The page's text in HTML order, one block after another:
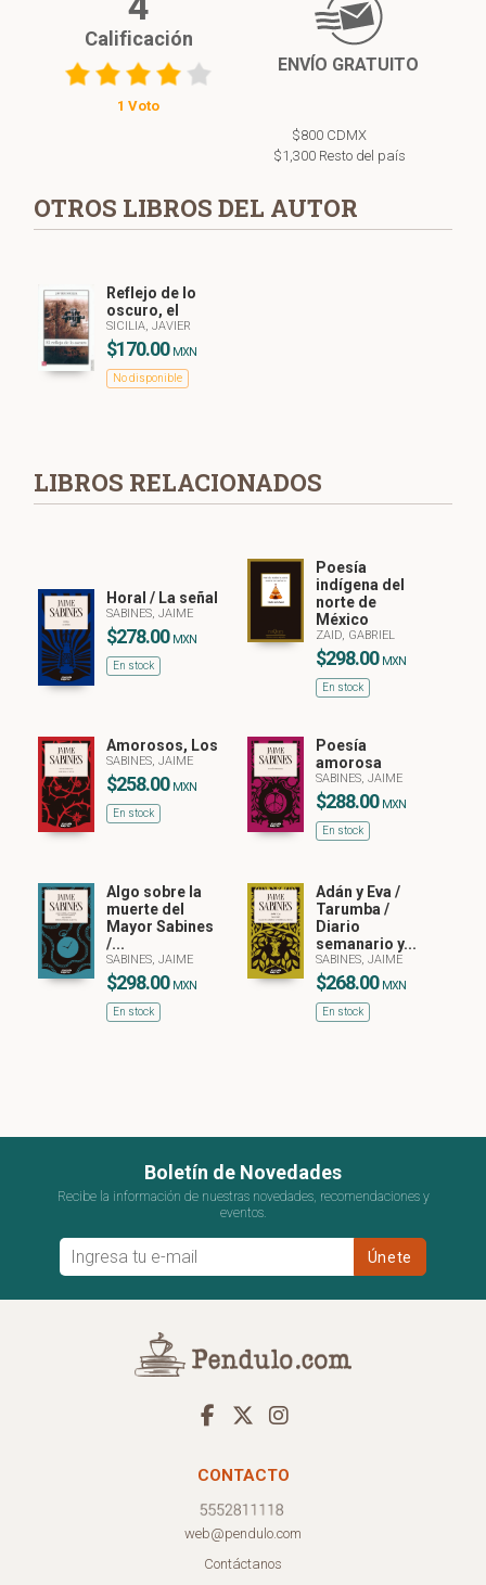
Calificación
1 Voto
ENVÍO GRATUITO
$800 CDMX
$1,300 Resto del país
OTROS LIBROS DEL AUTOR
Reflejo de lo
oscuro, el
SICILIA, JAVIER
$170.00 MXN
No disponible
LIBROS RELACIONADOS
Horal / La señal
SABINES, JAIME
$278.00 MXN
En stock
Poesía
indígena del
norte de
México
ZAID, GABRIEL
$298.00 MXN
En stock
Amorosos, Los
SABINES, JAIME
$258.00 MXN
En stock
Poesía
amorosa
SABINES, JAIME
$288.00 MXN
En stock
Algo sobre la
muerte del
Mayor Sabines
/...
SABINES, JAIME
$298.00 MXN
En stock
Adán y Eva /
Tarumba /
Diario
semanario y...
SABINES, JAIME
$268.00 MXN
En stock
Boletín de Novedades
Recibe la información de nuestras novedades, recomendaciones y
eventos.
CONTACTO
web@pendulo.com
Contáctanos